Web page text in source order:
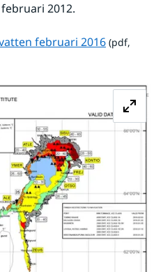
2012.
februari 2016pdf, 79.5
(pdf,